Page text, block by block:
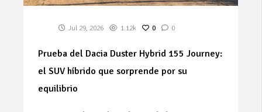
Jul 29, 2026 1.12k 0 0
Prueba del Dacia Duster Hybrid 155 Journey:
el SUV híbrido que sorprende por su
equilibrio